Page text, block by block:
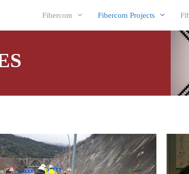
Fibercom Fibercom Projects